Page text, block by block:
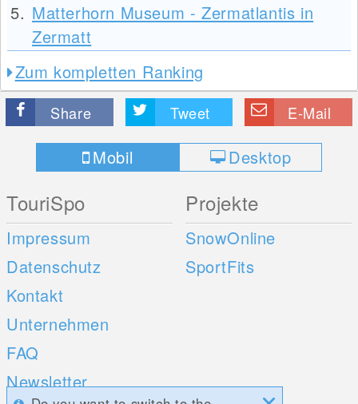
5. Matterhorn Museum - Zermatlantis in
Zermatt
Zum kompletten Ranking
Share Tweet E-Mail
Mobil Desktop
TouriSpo
Impressum
Datenschutz
Kontakt
Unternehmen
FAQ
Newsletter
Projekte
SnowOnline
SportFits